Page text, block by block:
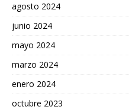
agosto 2024
junio 2024
mayo 2024
marzo 2024
enero 2024
octubre 2023